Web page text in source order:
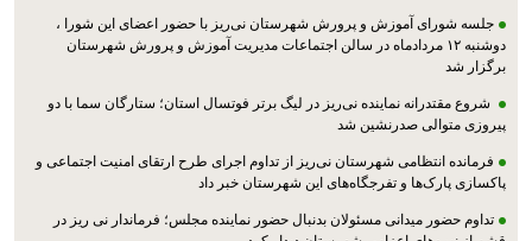
جلسه شورای آموزش و پرورش شهرستان نی‌ریز با حضور اعضای این شورا ،
دوشنبه ۱۲ مردادماه در سالن اجتماعات مدیریت آموزش و پرورش شهرستان
برگزار شد
شروع مقتدرانه نماینده نی‌ریز در لیگ برتر فوتسال استان؛ ستارگان سما با دو
پیروزی متوالی صدرنشین شد
فرمانده انتظامی شهرستان نی‌ریز از تداوم اجرای طرح ارتقای امنیت اجتماعی و
پاکسازی پارک‌ها و تفرجگاه‌های این شهرستان خبر داد
تداوم حضور میدانی مسئولان بدنبال حضور نماینده مجلس؛ فرماندار نی ریز در